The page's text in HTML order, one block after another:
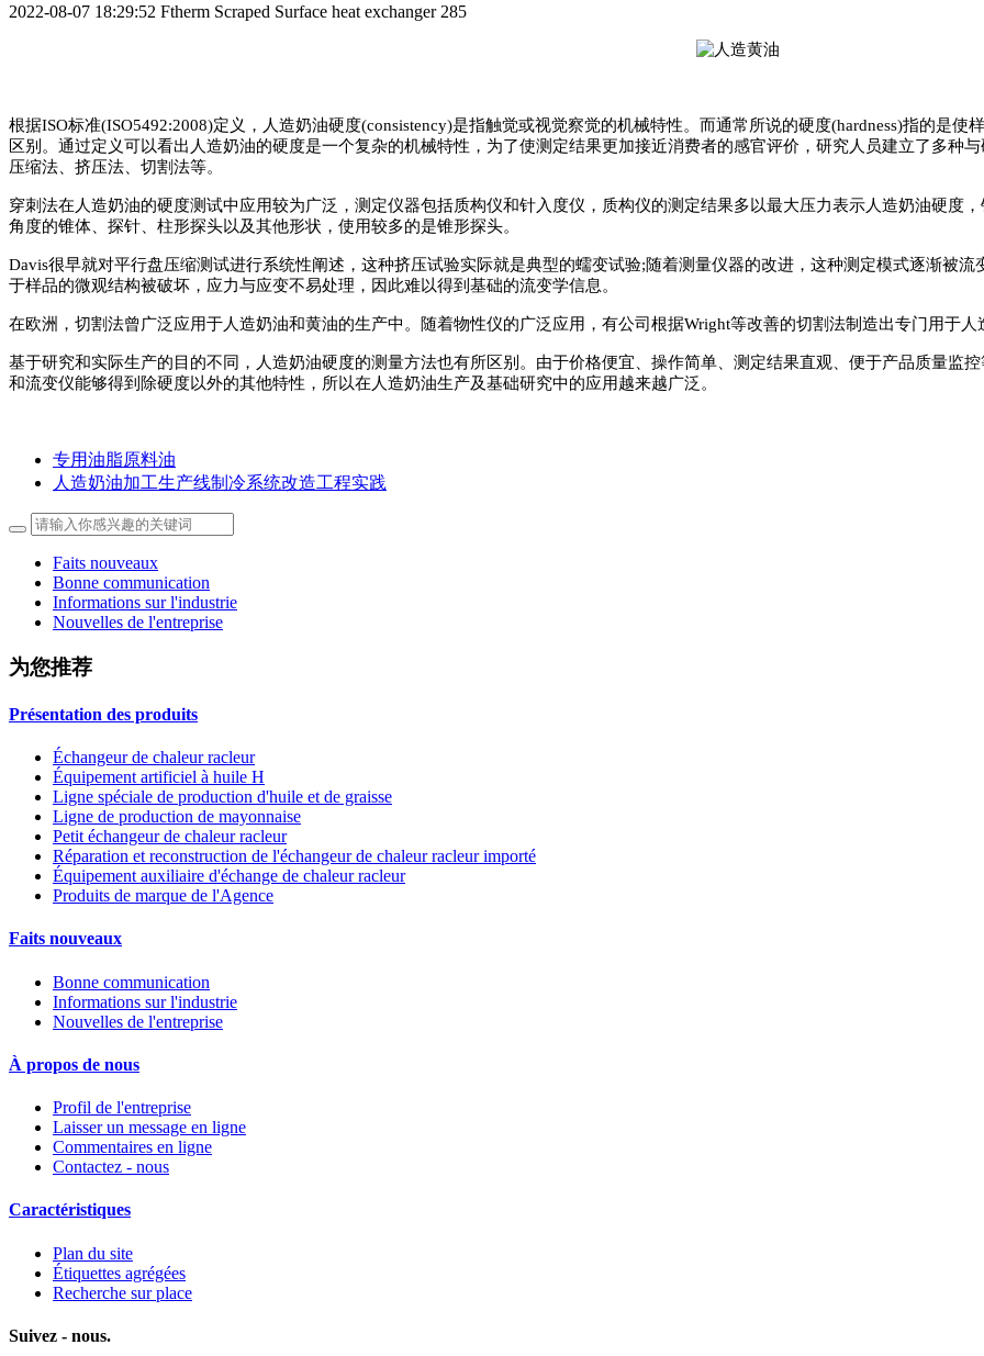
2022-08-07 18:29:52 Ftherm Scraped Surface heat exchanger 285
根据ISO标准(ISO5492:2008)定义，人造奶油硬度(consistency)是指触觉或视觉察觉的机械特性。 而通常所说的硬度(hardness)指的是使
区别 。 通过定义可以看出人造奶油的硬度是一个复杂的机械特性，为了使测定结果更加接近消费者的感官评价，研究人员建立了多种
压缩法
挤压法 切割法等。
穿刺法在人造奶油的硬度测试中应用较为广泛，测定仪器包括质构仪和针入度仪，质构仪的测定结果多以最大压力表示人造奶油硬度
角度的锥体
探针 柱形探头以及其他形状，使用较多的是锥形探头。
Davis很早就对平行盘压缩测试进行系统性阐述，这种挤压试验实际就是典型的蠕变试验;随着测量仪器的改进，这种测定模式逐渐被流
于样品的微观结构被破坏，应力与应变不易处理，因此难以得到基础的流变学信息 。
在欧洲，切割法曾广泛应用于人造奶油和黄油的生产中 。 随着物性仪的广泛应用，有公司根据Wright等改善的切割法制造出专门用于
基于研究和实际生产的目的不同，人造奶油硬度的测量方法也有所区别 。 由于价格便宜 操作简单 测定结果直观 便于产品质量监
和流变仪能够得到除硬度以外的其他特性，所以在人造奶油生产及基础研究中的应用越来越广泛 。
专用油脂原料油
人造奶油加工生产线制冷系统改造工程实践
Faits nouveaux
Bonne communication
Informations sur l'industrie
Nouvelles de l'entreprise
为您推荐
Présentation des produits
Échangeur de chaleur racleur
Équipement artificiel à huile H
Ligne spéciale de production d'huile et de graisse
Ligne de production de mayonnaise
Petit échangeur de chaleur racleur
Réparation et reconstruction de l'échangeur de chaleur racleur importé
Équipement auxiliaire d'échange de chaleur racleur
Produits de marque de l'Agence
Faits nouveaux
Bonne communication
Informations sur l'industrie
Nouvelles de l'entreprise
À propos de nous
Profil de l'entreprise
Laisser un message en ligne
Commentaires en ligne
Contactez - nous
Caractéristiques
Plan du site
Étiquettes agrégées
Recherche sur place
Suivez - nous.